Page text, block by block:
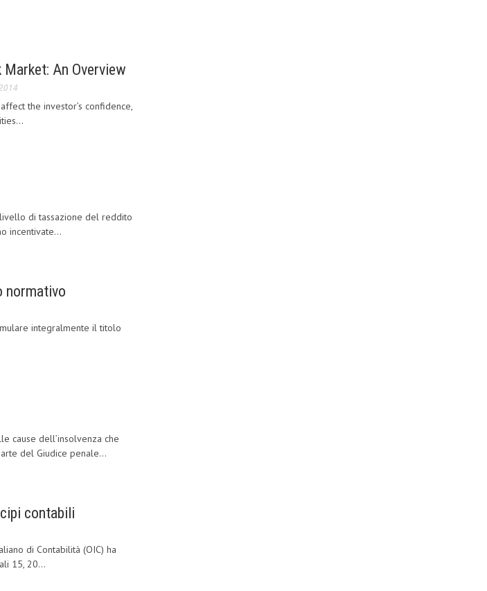
An Overview
the investor’s confidence,
di tassazione del reddito
incentivate...
normativo
integralmente il titolo
cause dell’insolvenza che
del Giudice penale...
contabili
di Contabilità (OIC) ha
15, 20...